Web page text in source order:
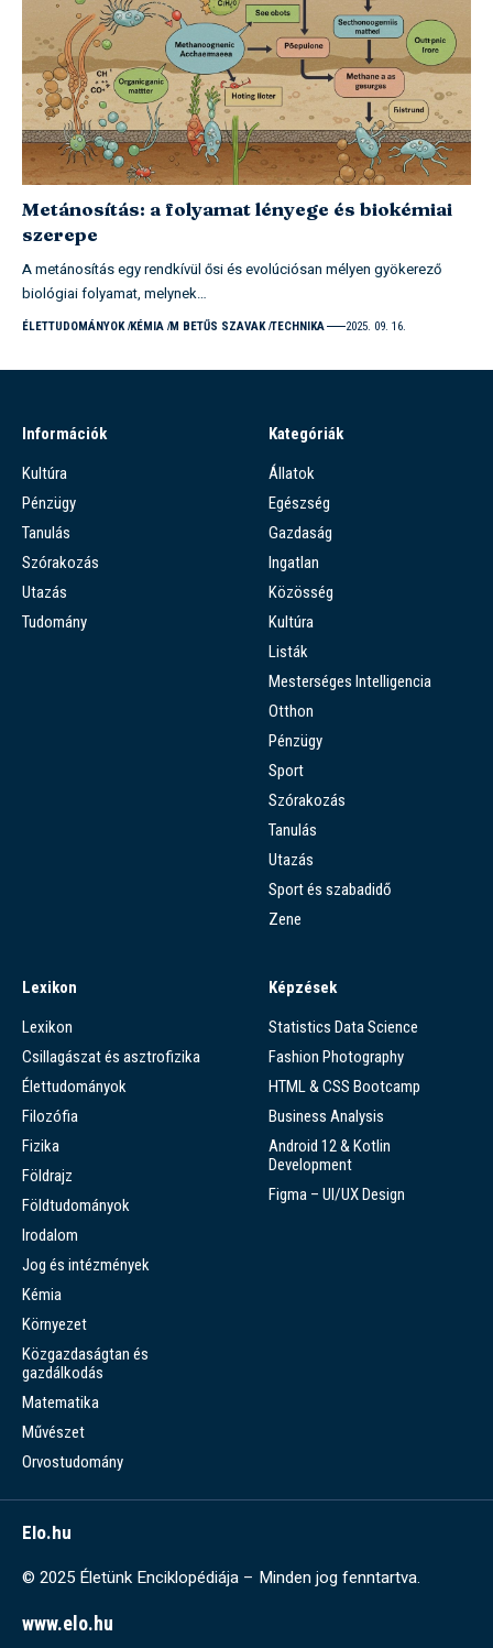
Metánosítás: a folyamat lényege és biokémiai
szerepe
A metánosítás egy rendkívül ősi és evolúciósan mélyen gyökerező
biológiai folyamat, melynek…
ÉLETTUDOMÁNYOK KÉMIA M BETŰS SZAVAK TECHNIKA 2025. 09. 16.
Információk
Kultúra
Pénzügy
Tanulás
Szórakozás
Utazás
Tudomány
Kategóriák
Állatok
Egészség
Gazdaság
Ingatlan
Közösség
Kultúra
Listák
Mesterséges Intelligencia
Otthon
Pénzügy
Sport
Szórakozás
Tanulás
Utazás
Sport és szabadidő
Zene
Lexikon
Lexikon
Csillagászat és asztrofizika
Élettudományok
Filozófia
Fizika
Földrajz
Földtudományok
Irodalom
Jog és intézmények
Kémia
Környezet
Közgazdaságtan és
gazdálkodás
Matematika
Művészet
Orvostudomány
Képzések
Statistics Data Science
Fashion Photography
HTML & CSS Bootcamp
Business Analysis
Android 12 & Kotlin
Development
Figma – UI/UX Design
Elo.hu
© 2025 Életünk Enciklopédiája – Minden jog fenntartva.
www.elo.hu